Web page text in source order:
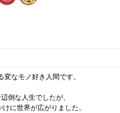
変なモノ好き人間です。
倒な人生でしたが、
に世界が広がりました。